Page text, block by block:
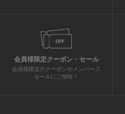
会員様限定クーポン・セール
会員様限定のクーポンやメンバーズ
セールにご招待！